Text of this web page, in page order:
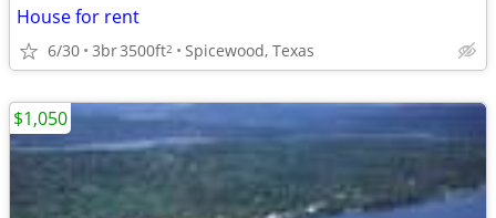
House for rent
6/30 3br3500ft2 Spicewood, Texas
$1,050